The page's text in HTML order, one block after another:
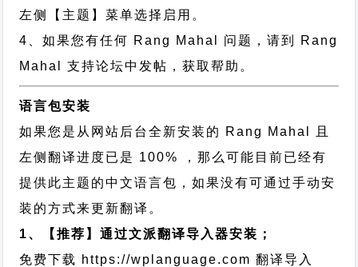
左侧【主题】菜单选择启用。
4、如果您有任何 Rang Mahal 问题，请到 Rang
Mahal 支持论坛中发帖，获取帮助。
语言包安装
如果您是从网站后台全新安装的 Rang Mahal 且
左侧翻译进度已是 100% ，那么可能目前已经有
提供此主题的中文语言包，如果没有可通过手动安
装的方式来更新翻译。
1、【推荐】通过文派翻译导入器安装；
免费下载 https://wplanguage.com 翻译导入